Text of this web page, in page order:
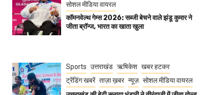
सोशल मीडिया वायरल
कॉमनवेल्थ गेम्स 2026: सब्जी बेचने वाले झंडू कुमार ने
जीता ब्रॉन्ज, भारत का खाता खुला
Sports उत्तराखंड ऋषिकेश खबर हटकर
ट्रेंडिंग खबरें ताज़ा ख़बर न्यूज़ सोशल मीडिया वायरल